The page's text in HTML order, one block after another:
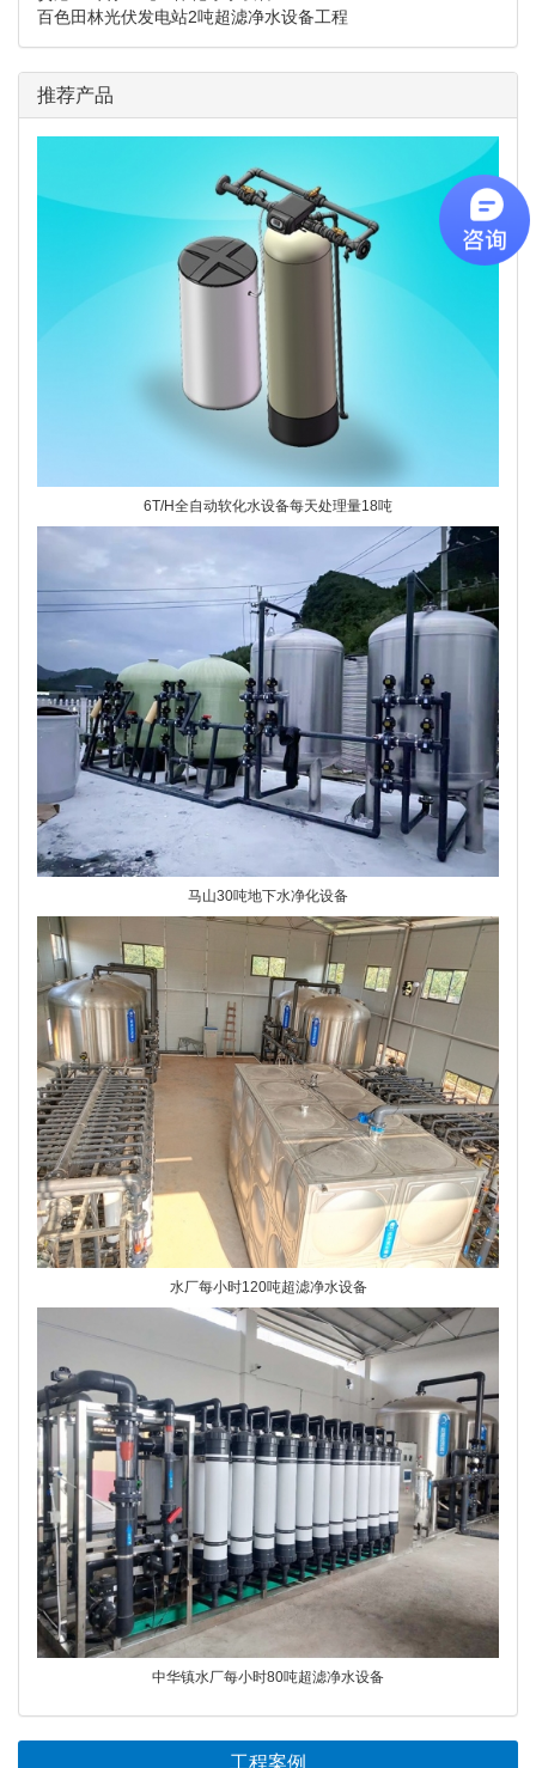
百色田林光伏发电站2吨超滤净水设备工程
推荐产品
6T/H全自动软化水设备每天处理量18吨
马山30吨地下水净化设备
水厂每小时120吨超滤净水设备
中华镇水厂每小时80吨超滤净水设备
工程案例